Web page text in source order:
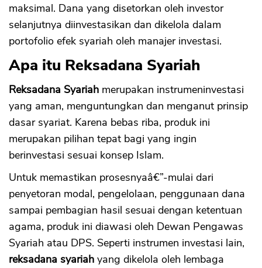
maksimal. Dana yang disetorkan oleh investor
selanjutnya diinvestasikan dan dikelola dalam
portofolio efek syariah oleh manajer investasi.
Apa itu Reksadana Syariah
Reksadana Syariah merupakan instrumeninvestasi
yang aman, menguntungkan dan menganut prinsip
dasar syariat. Karena bebas riba, produk ini
merupakan pilihan tepat bagi yang ingin
berinvestasi sesuai konsep Islam.
Untuk memastikan prosesnyaâ€”-mulai dari
penyetoran modal, pengelolaan, penggunaan dana
sampai pembagian hasil sesuai dengan ketentuan
agama, produk ini diawasi oleh Dewan Pengawas
Syariah atau DPS. Seperti instrumen investasi lain,
reksadana syariah yang dikelola oleh lembaga